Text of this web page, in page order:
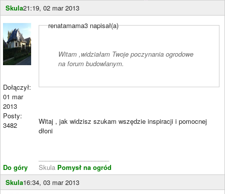
Skula21:19, 02 mar 2013
Dołączył:
01 mar
2013
Posty:
3482
Do góry
renatamama3 napisał(a)
Witam ,widziałam Twoje poczynania ogrodowe
na forum budowlanym.
Witaj , jak widzisz szukam wszędzie inspiracji i pomocnej
dłoni
Skula Pomysł na ogród
Skula16:34, 03 mar 2013